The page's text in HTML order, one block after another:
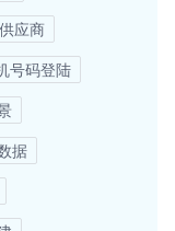
应商
号码登陆
据